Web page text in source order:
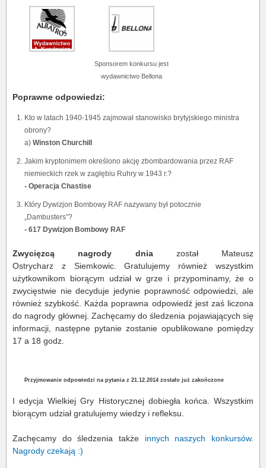
Sponsorem konkursu jest
wydawnictwo Bellona
Poprawne odpowiedzi:
Kto w latach 1940-1945 zajmował stanowisko brytyjskiego ministra
obrony?
a) Winston Churchill
Jakim kryptonimem określono akcję zbombardowania przez RAF
niemieckich rzek w zagłębiu Ruhry w 1943 r.?
- Operacja Chastise
Który Dywizjon Bombowy RAF nazywany był potocznie
„Dambusters”?
- 617 Dywizjon Bombowy RAF
Zwycięzcą nagrody dniazostał Mateusz
Ostrycharz z Siemkowic. Gratulujemy również wszystkim
użytkownikom biorącym udział w grze i przypominamy, że o
zwycięstwie nie decyduje jedynie poprawność odpowiedzi, ale
również szybkość. Każda poprawna odpowiedź jest zaś liczona
do nagrody głównej. Zachęcamy do śledzenia pojawiających się
informacji, następne pytanie zostanie opublikowane pomiędzy
17 a 18 godz.
Przyjmowanie odpowiedzi na pytania z 21.12.2014 zostało już zakończone
I edycja Wielkiej Gry Historycznej dobiegła końca. Wszystkim
biorącym udział gratulujemy wiedzy i refleksu.
Zachęcamy do śledzenia także innych naszych konkursów.
Nagrody czekają :)